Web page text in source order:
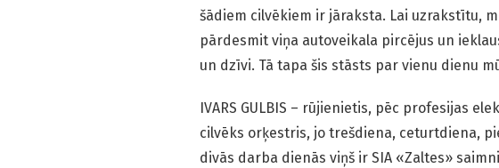
šādiem cilvēkiem ir jāraksta. Lai uzrakstītu,
pārdesmit viņa autoveikala pircējus un
un dzīvi. Tā tapa šis stāsts par vienu dienu
IVARS GULBIS – rūjienietis, pēc profesijas
cilvēks orķestris, jo trešdiena, ceturtdiena,
divās darba dienās viņš ir SIA «Zaltes»